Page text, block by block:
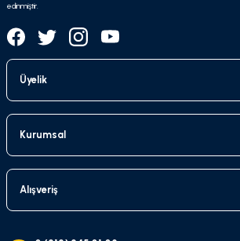
edinmiştir.
Üyelik
Kurumsal
Alışveriş